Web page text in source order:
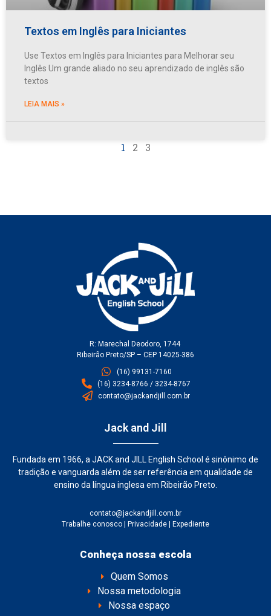
Textos em Inglês para Iniciantes
Use Textos em Inglês para Iniciantes para Melhorar seu
Inglês Um grande aliado no seu aprendizado de inglês são
textos
LEIA MAIS »
1 2 3
R: Marechal Deodoro, 1744
Ribeirão Preto/SP – CEP 14025-386
(16) 99131-7160
(16) 3234-8766 / 3234-8767
contato@jackandjill.com.br
Jack and Jill
Fundada em 1966, a JACK and JILL English School é sinônimo de
tradição e vanguarda além de ser referência em qualidade de
ensino da língua inglesa em Ribeirão Preto.
contato@jackandjill.com.br
Trabalhe conosco | Privacidade | Expediente
Conheça nossa escola
Quem Somos
Nossa metodologia
Nossa espaço